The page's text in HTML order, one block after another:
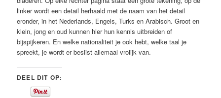
linker wordt een detail herhaald met de naam van het detail
eronder, in het Nederlands, Engels, Turks en Arabisch. Groot en
klein, jong en oud kunnen hier hun kennis uitbreiden of
bijspijkeren. En welke nationaliteit je ook hebt, welke taal je
spreekt, je wordt er beslist allemaal vrolijk van.
DEEL DIT OP: